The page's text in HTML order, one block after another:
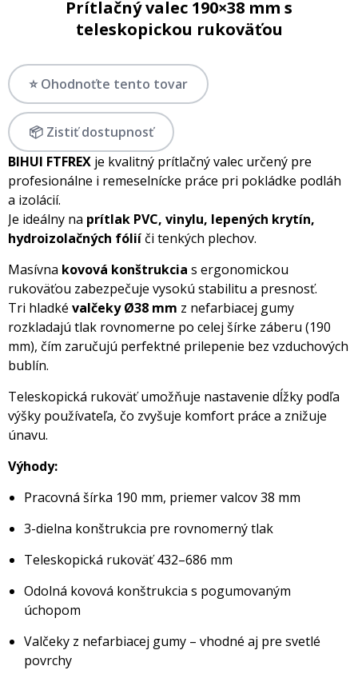
Prítlačný valec 190×38 mm s
teleskopickou rukoväťou
⭐ Ohodnoťte tento tovar
📦 Zistiť dostupnosť
BIHUI FTFREX je kvalitný prítlačný valec určený pre
profesionálne i remeselnícke práce pri pokládke podláh
a izolácií.
Je ideálny na prítlak PVC, vinylu, lepených krytín,
hydroizolačných fólií či tenkých plechov.
Masívna kovová konštrukcia s ergonomickou
rukoväťou zabezpečuje vysokú stabilitu a presnosť.
Tri hladké valčeky Ø38 mm z nefarbiacej gumy
rozkladajú tlak rovnomerne po celej šírke záberu (190
mm), čím zaručujú perfektné prilepenie bez vzduchových
bublín.
Teleskopická rukoväť umožňuje nastavenie dĺžky podľa
výšky používateľa, čo zvyšuje komfort práce a znižuje
únavu.
Výhody:
Pracovná šírka 190 mm, priemer valcov 38 mm
3-dielna konštrukcia pre rovnomerný tlak
Teleskopická rukoväť 432–686 mm
Odolná kovová konštrukcia s pogumovaným
úchopom
Valčeky z nefarbiacej gumy – vhodné aj pre svetlé
povrchy